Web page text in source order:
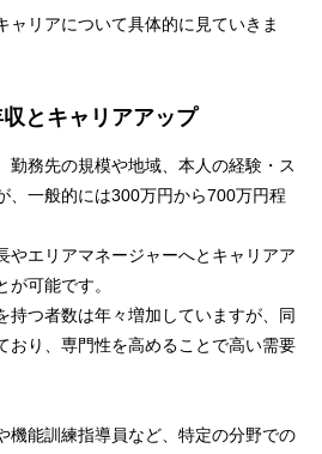
ャリアについて具体的に見ていきま
とキャリアアップ
勤務先の規模や地域、本人の経験・ス
、一般的には300万円から700万円程
やエリアマネージャーへとキャリアア
が可能です。
持つ者数は年々増加していますが、同
おり、専門性を高めることで高い需要
機能訓練指導員など、特定の分野での